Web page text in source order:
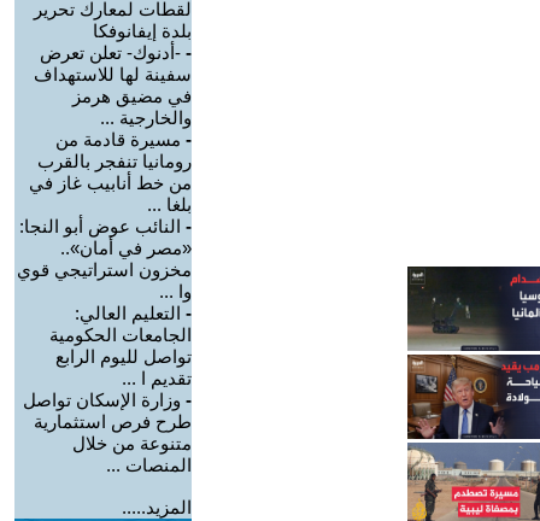
لقطات لمعارك تحرير
بلدة إيفانوفكا
- -أدنوك- تعلن تعرض
سفينة لها للاستهداف
في مضيق هرمز
والخارجية ...
- مسيرة قادمة من
رومانيا تنفجر بالقرب
من خط أنابيب غاز في
بلغا ...
- النائب عوض أبو النجا:
«مصر في أمان»..
مخزون استراتيجي قوي
وا ...
- التعليم العالي:
الجامعات الحكومية
تواصل لليوم الرابع
تقديم ا ...
- وزارة الإسكان تواصل
طرح فرص استثمارية
متنوعة من خلال
المنصات ...
المزيد.....